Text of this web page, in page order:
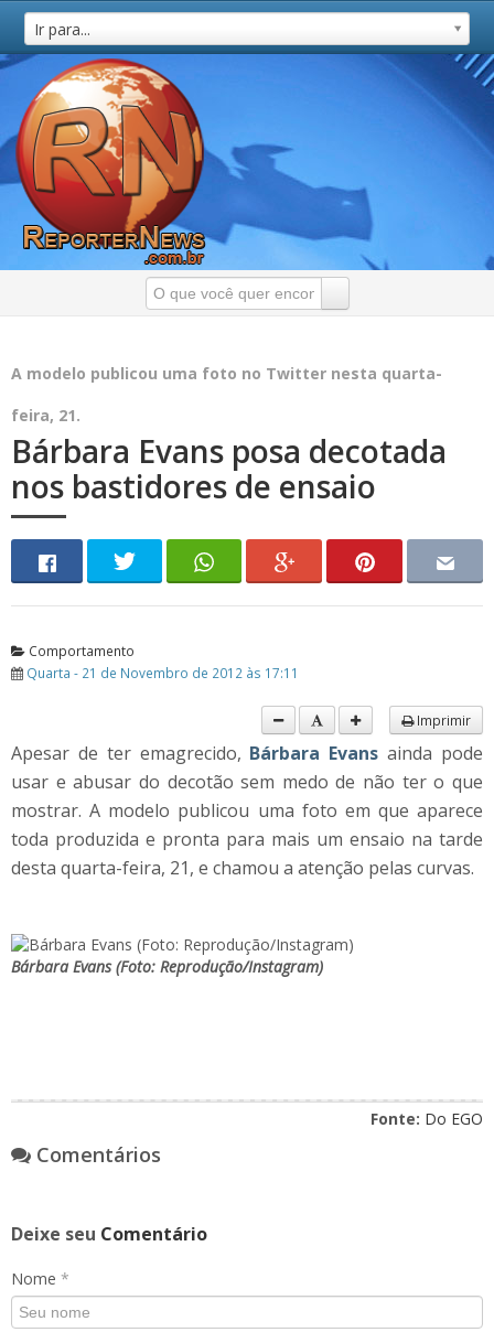
Ir para...
A modelo publicou uma foto no Twitter nesta quarta-
feira, 21.
Bárbara Evans posa decotada
nos bastidores de ensaio
Comportamento
Quarta - 21 de Novembro de 2012 às 17:11
Imprimir
Apesar de ter emagrecido, Bárbara Evans ainda pode
usar e abusar do decotão sem medo de não ter o que
mostrar. A modelo publicou uma foto em que aparece
toda produzida e pronta para mais um ensaio na tarde
desta quarta-feira, 21, e chamou a atenção pelas curvas.
Bárbara Evans (Foto: Reprodução/Instagram)
Fonte: Do EGO
Comentários
Deixe seu Comentário
Nome *